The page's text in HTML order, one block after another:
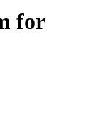
for